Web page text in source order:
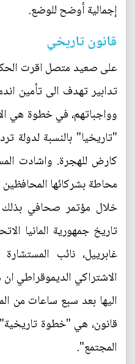
إجمالية أوضح للوضع.
قانون تاريخي
على صعيد متصل اقرت
تدابير تهدف الى تأمين
وواجباتهم، في خطوة هي
"تاريخيا" بالنسبة لدولة
كارض للهجرة. واشادت
محاطة بشركائها
خلال مؤتمر صحافي بذلك
تاريخ جمهورية المانيا
غابرييل، نائب
الاشتراكي الديموقراطي
اليها بعد سبع ساعات من
قانون، هي "خطوة
المجتمع".